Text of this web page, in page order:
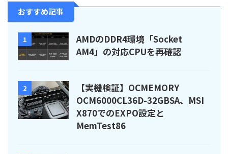
おすすめ記事
1
AMDのDDR4環境「Socket
AM4」の対応CPUを再確認
2
【実機検証】OCMEMORY
OCM6000CL36D-32GBSA、MSI
X870でのEXPO設定と
MemTest86